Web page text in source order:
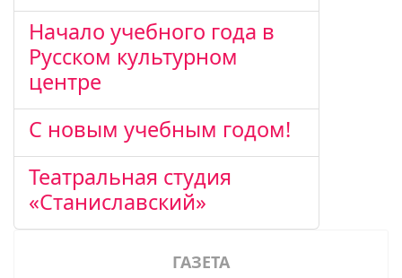
Начало учебного года в
Русском культурном
центре
С новым учебным годом!
Театральная студия
«Станиславский»
ГАЗЕТА